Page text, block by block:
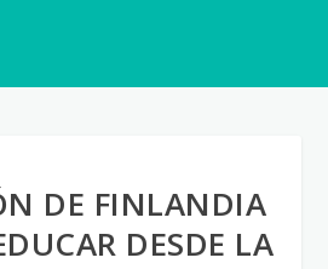
DE FINLANDIA
DESDE LA